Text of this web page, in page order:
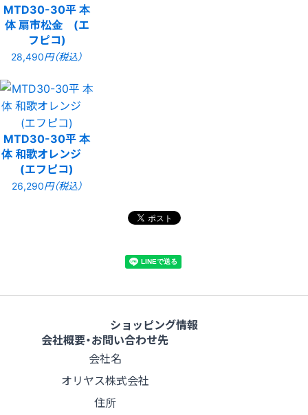
MTD30-30平 本
体 扇市松金 (エ
フピコ)
28,490円（税込）
MTD30-30平 本
体 和歌オレンジ
(エフピコ)
26,290円（税込）
ショッピング情報
会社概要・お問い合わせ先
会社名
オリヤス株式会社
住所